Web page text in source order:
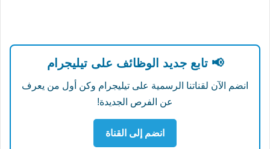
📢 تابع جديد الوظائف على تيليجرام
انضم الآن لقناتنا الرسمية على تيليجرام وكن أول من يعرف
عن الفرص الجديدة!
انضم إلى القناة